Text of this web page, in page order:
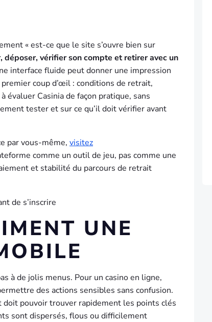
« est-ce que le site s’ouvre bien sur
vérifier son compte et retirer avec un
interface fluide peut donner une impression
coup d’œil : conditions de retrait,
évaluer Casinia de façon pratique, sans
tester et sur ce qu’il doit vérifier avant
par vous-même, visitez
comme un outil de jeu, pas comme une
et stabilité du parcours de retrait
UNE
à de jolis menus. Pour un casino en ligne,
des actions sensibles sans confusion.
doit pouvoir trouver rapidement les points clés
sont dispersés, flous ou difficilement